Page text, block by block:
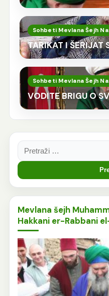
Sohbeti Mevlana Šejh
TARIKAT I ŠERIJAT
Sohbeti Mevlana Šejh
VODITE BRIGU O
Pretraga:
Mevlana šejh
Hakkani er-Rabbani